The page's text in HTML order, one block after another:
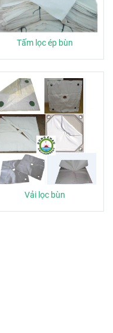
Tấm lọc ép bùn
Vải lọc bùn